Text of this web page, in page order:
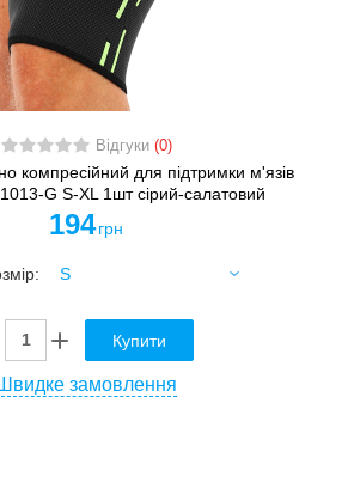
Відгуки (0)
компресійний для підтримки м'язів
G S-XL 1шт сірий-салатовий
194 грн
Купити
Швидке замовлення